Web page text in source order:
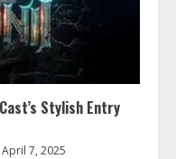
Stylish Entry
April 7, 2025